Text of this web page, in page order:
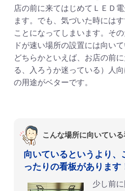
店の前に来てはじめてＬＥＤ
ます。でも、気づいた時には
ことになってしまいます。そ
ドが速い場所の設置には向いて
どちらかといえば、お店の前
る、入ろうか迷っている）人
の用途がベターです。
こんな場所に向いてい
向いているというより、
ったりの看板があります
少し前